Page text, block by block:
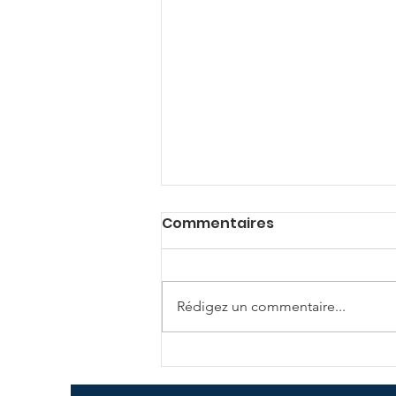
Horizons Incertains de
Doc Merlin
Commentaires
Rédigez un commentaire...